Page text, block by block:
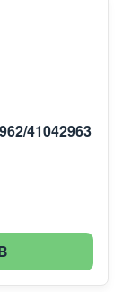
41042963